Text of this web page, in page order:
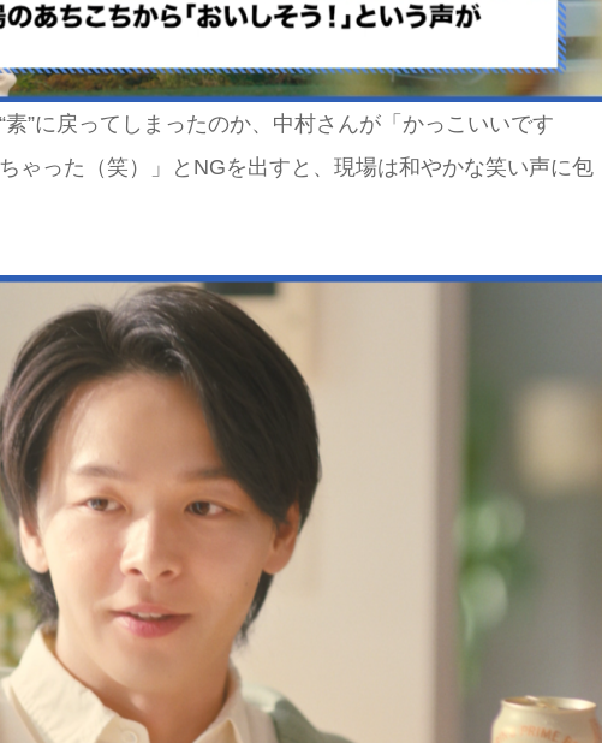
”に戻ってしまったのか、中村さんが「かっこいいです
ゃった（笑）」とNGを出すと、現場は和やかな笑い声に包